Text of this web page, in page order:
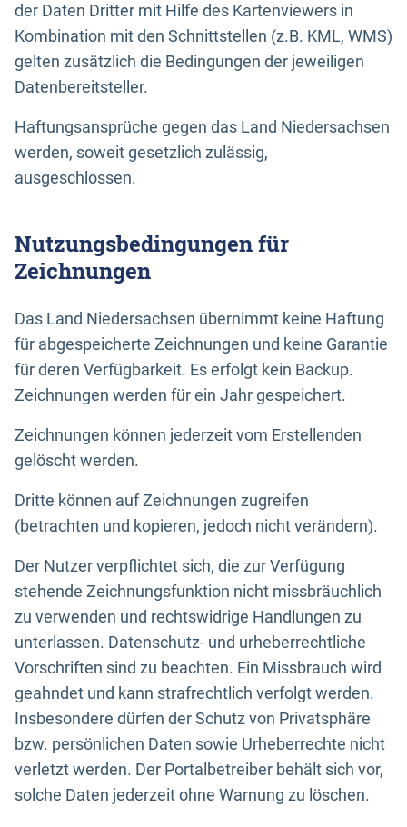
der Daten Dritter mit Hilfe des Kartenviewers in
Kombination mit den Schnittstellen (z.B. KML, WMS)
gelten zusätzlich die Bedingungen der jeweiligen
Datenbereitsteller.
Haftungsansprüche gegen das Land Niedersachsen
werden, soweit gesetzlich zulässig,
ausgeschlossen.
Nutzungsbedingungen für
Zeichnungen
Das Land Niedersachsen übernimmt keine Haftung
für abgespeicherte Zeichnungen und keine Garantie
für deren Verfügbarkeit. Es erfolgt kein Backup.
Zeichnungen werden für ein Jahr gespeichert.
Zeichnungen können jederzeit vom Erstellenden
gelöscht werden.
Dritte können auf Zeichnungen zugreifen
(betrachten und kopieren, jedoch nicht verändern).
Der Nutzer verpflichtet sich, die zur Verfügung
stehende Zeichnungsfunktion nicht missbräuchlich
zu verwenden und rechtswidrige Handlungen zu
unterlassen. Datenschutz- und urheberrechtliche
Vorschriften sind zu beachten. Ein Missbrauch wird
geahndet und kann strafrechtlich verfolgt werden.
Insbesondere dürfen der Schutz von Privatsphäre
bzw. persönlichen Daten sowie Urheberrechte nicht
verletzt werden. Der Portalbetreiber behält sich vor,
solche Daten jederzeit ohne Warnung zu löschen.